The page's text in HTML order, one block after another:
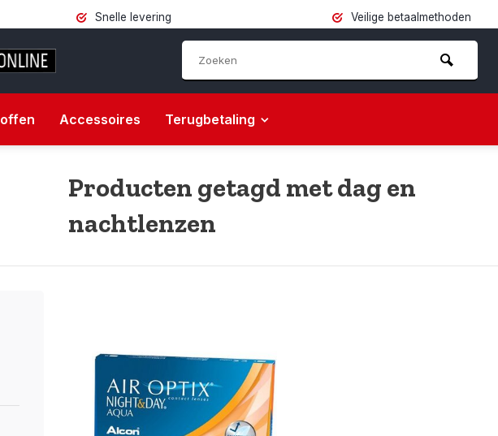
Snelle levering Veilige betaalmethoden
Accessoires Terugbetaling
Producten getagd met dag en
nachtlenzen